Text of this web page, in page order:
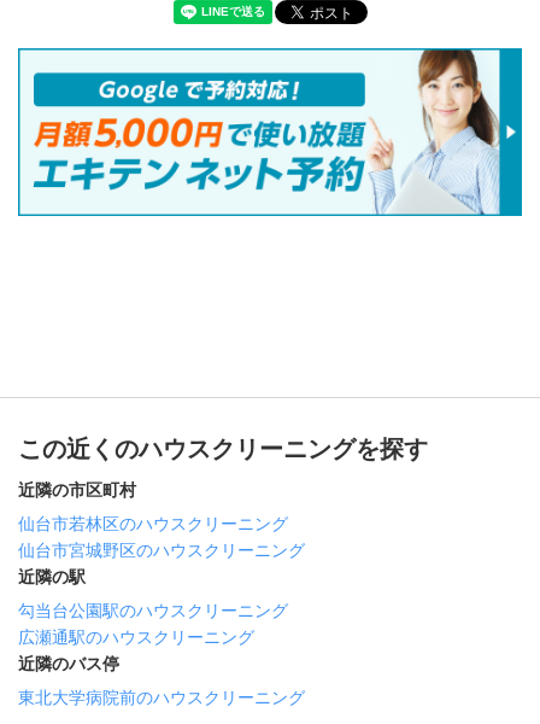
この近くのハウスクリーニングを探す
近隣の市区町村
仙台市若林区のハウスクリーニング
仙台市宮城野区のハウスクリーニング
近隣の駅
勾当台公園駅のハウスクリーニング
広瀬通駅のハウスクリーニング
近隣のバス停
東北大学病院前のハウスクリーニング